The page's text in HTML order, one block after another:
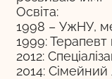
Освіта:
1998 – УжНУ,
1999:
2012:
2014: